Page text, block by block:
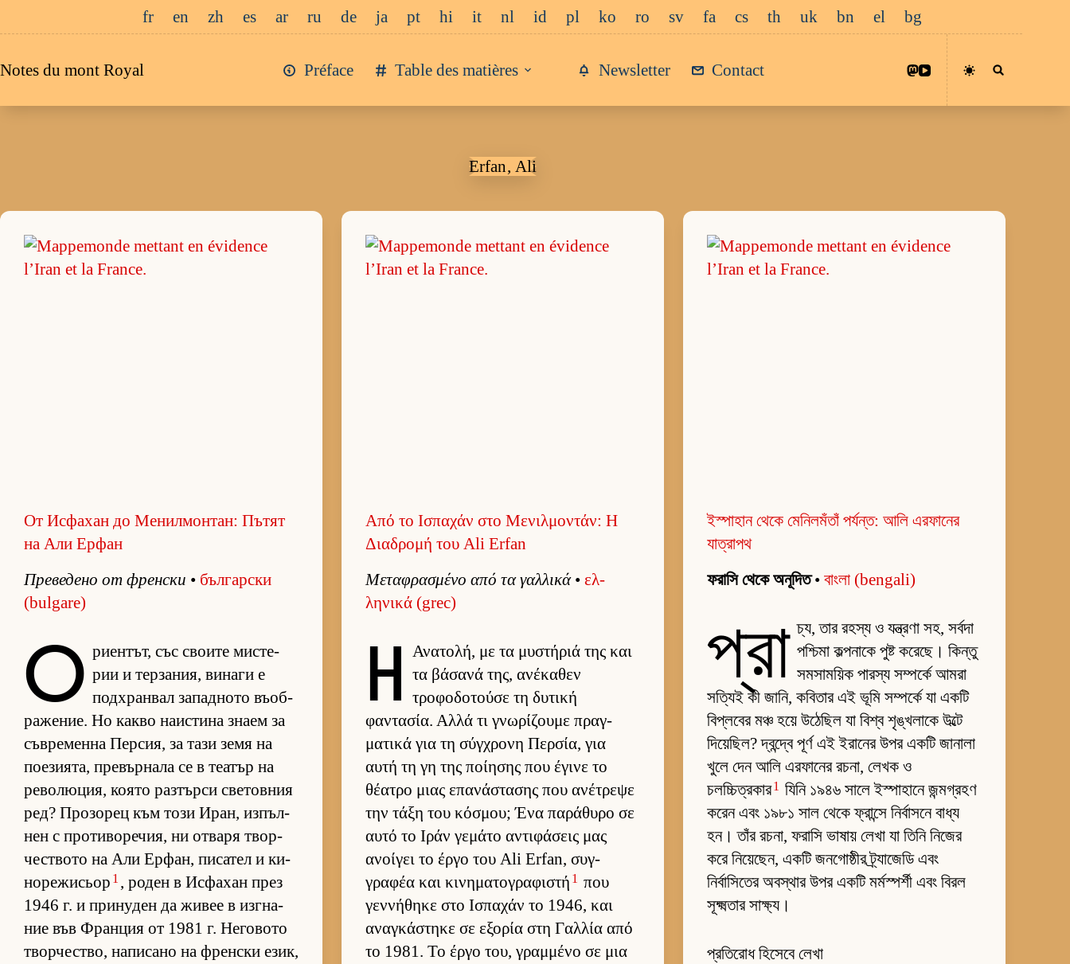
au
fr en zh es ar ru de ja pt hi it nl id pl ko ro sv fa cs th uk bn el bg
Notes du mont Royal Préface Table des matières Newsletter Contact
Erfan‚ Ali
От Исфахан до Менилмонтан: Пътят
на Али Ерфан
Пре­ве­дено от френ­ски • бъл­гар­ски
(bulgare)
О ри­ен­тът, със сво­ите мис­те­
рии и тер­за­ния, ви­наги е
под­х­ран­вал за­пад­ното въ­об­
ра­же­ние. Но какво на­ис­тина знаем за
съв­ре­менна Пер­сия, за тази земя на
по­е­зи­я­та, пре­вър­нала се в те­а­тър на
ре­во­лю­ция, ко­ято раз­търси све­тов­ния
ред? Про­зо­рец към този Иран, из­пъл­
нен с про­ти­во­ре­чия, ни от­варя твор­
чес­т­вото на Али Ер­фан, пи­са­тел и ки­
но­ре­жи­сьор 1 , ро­ден в Ис­фа­хан през
1946 г. и при­ну­ден да жи­вее в из­г­на­
ние във Фран­ция от 1981 г. Не­го­вото
твор­чес­т­во, на­пи­сано на френ­ски език,
Από το Ισπαχάν στο Μενιλμοντάν: Η
Διαδρομή του Ali Erfan
Μεταφρασμένο από τα γαλ­λικά•ελ­
ληνικά (grec)
Η Ανατολή, με τα μυστήριά της και
τα βάσανά της, ανέκαθεν
τροφοδοτούσε τη δυτική
φαντασία. Αλλά τι γνωρίζουμε πραγ­
ματικά για τη σύγ­χρονη Περ­σία, για
αυτή τη γη της ποί­ησης που έγινε το
θέατρο μιας επανάστασης που ανέτρεψε
την τάξη του κόσμου; Ένα παράθυρο σε
αυτό το Ιράν γεμάτο αντιφάσεις μας
ανοί­γει το έργο του Ali Erfan, συγ­
γραφέα και κινηματογραφιστή 1 που
γεν­νήθηκε στο Ισπαχάν το 1946, και
αναγκάστηκε σε εξορία στη Γαλ­λία από
το 1981. Το έργο του, γραμ­μένο σε μια
ইস্পাহান থেকে মেনিলমঁতাঁ পর্যন্ত: আলি এরফানের
যাত্রাপথ
ফরাসি থেকে অনূদিত•বাংলা (bengali)
প্রা চ্য, তার রহস্য ও যন্ত্রণা সহ, সর্বদা
পশ্চিমা কল্পনাকে পুষ্ট করেছে। কিন্তু
সমসাময়িক পারস্য সম্পর্কে আমরা
সত্যিই কী জানি, কবিতার এই ভূমি সম্পর্কে যা একটি
বিপ্লবের মঞ্চ হয়ে উঠেছিল যা বিশ্ব শৃঙ্খলাকে উল্টে
দিয়েছিল? দ্বন্দ্বে পূর্ণ এই ইরানের উপর একটি জানালা
খুলে দেন আলি এরফানের রচনা, লেখক ও
চলচ্চিত্রকার1 যিনি ১৯৪৬ সালে ইস্পাহানে জন্মগ্রহণ
করেন এবং ১৯৮১ সাল থেকে ফ্রান্সে নির্বাসনে বাধ্য
হন। তাঁর রচনা, ফরাসি ভাষায় লেখা যা তিনি নিজের
করে নিয়েছেন, একটি জনগোষ্ঠীর ট্র্যাজেডি এবং
নির্বাসিতের অবস্থার উপর একটি মর্মস্পর্শী এবং বিরল
সূক্ষ্মতার সাক্ষ্য।
প্রতিরোধ হিসেবে লেখা